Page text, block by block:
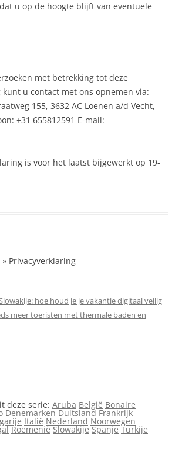
u op de hoogte blijft van eventuele
met betrekking tot deze
u contact met ons opnemen via:
155, 3632 AC Loenen a/d Vecht,
+31 655812591 E-mail:
is voor het laatst bijgewerkt op 19-
» Privacyverklaring
hoe houd je je vakantie digitaal veilig
meer toeristen met thermale baden en
deze serie: Aruba België Bonaire
Denemarken Duitsland Frankrijk
Italië Nederland Noorwegen
Roemenië Slowakije Spanje Turkije